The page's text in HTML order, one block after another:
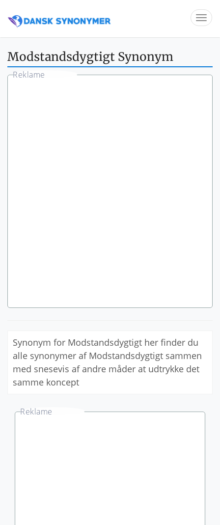
Modstandsdygtigt Synonym
Synonym for Modstandsdygtigt her finder du
alle synonymer af Modstandsdygtigt sammen
med snesevis af andre måder at udtrykke det
samme koncept